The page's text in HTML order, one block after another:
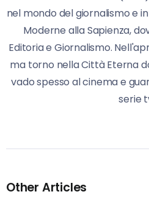
nel mondo del giornalismo e
Moderne alla Sapienza,
Editoria e Giornalismo.
ma torno nella Città Eterna
vado spesso al cinema e
serie
Other Articles